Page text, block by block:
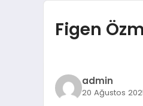
Figen
admin
20 Ağustos